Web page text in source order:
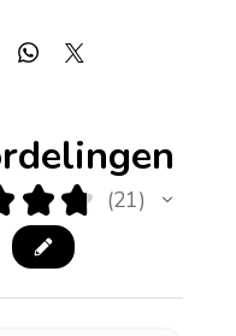
★ ★ 21
21